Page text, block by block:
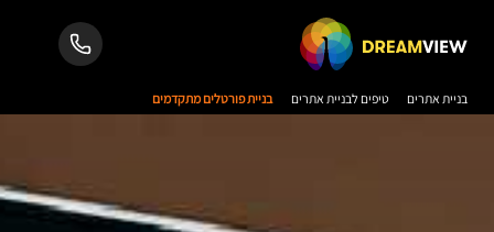
בניית אתרים טיפים לבניית אתרים בניית פורטלים מתקדמים